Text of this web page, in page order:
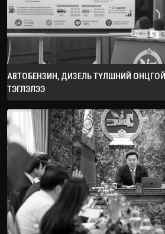
АВТОБЕНЗИН, ДИЗЕЛЬ ТҮЛШНИЙ
ТЭГЛЭЛЭЭ